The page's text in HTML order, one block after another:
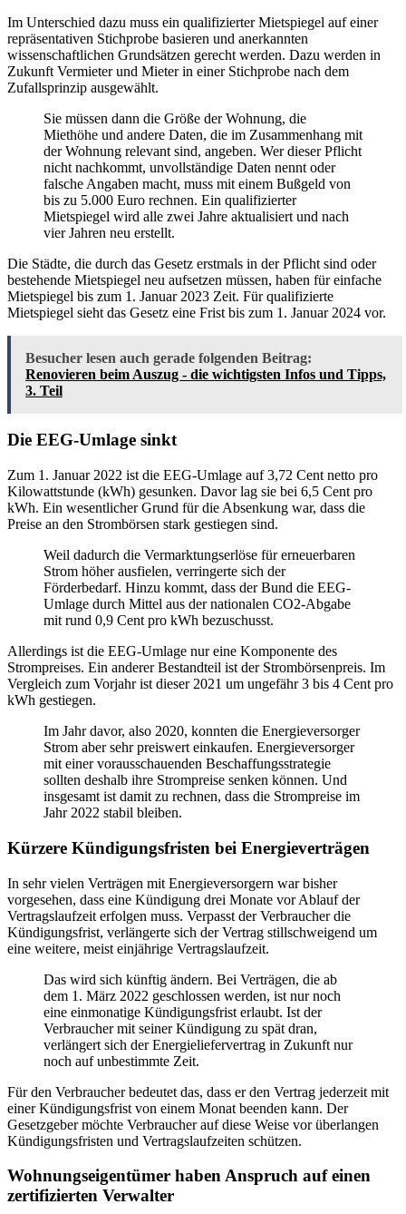
Im Unterschied dazu muss ein qualifizierter Mietspiegel auf einer
repräsentativen Stichprobe basieren und anerkannten
wissenschaftlichen Grundsätzen gerecht werden. Dazu werden in
Zukunft Vermieter und Mieter in einer Stichprobe nach dem
Zufallsprinzip ausgewählt.
Sie müssen dann die Größe der Wohnung, die
Miethöhe und andere Daten, die im Zusammenhang mit
der Wohnung relevant sind, angeben. Wer dieser Pflicht
nicht nachkommt, unvollständige Daten nennt oder
falsche Angaben macht, muss mit einem Bußgeld von
bis zu 5.000 Euro rechnen. Ein qualifizierter
Mietspiegel wird alle zwei Jahre aktualisiert und nach
vier Jahren neu erstellt.
Die Städte, die durch das Gesetz erstmals in der Pflicht sind oder
bestehende Mietspiegel neu aufsetzen müssen, haben für einfache
Mietspiegel bis zum 1. Januar 2023 Zeit. Für qualifizierte
Mietspiegel sieht das Gesetz eine Frist bis zum 1. Januar 2024 vor.
Besucher lesen auch gerade folgenden Beitrag:
Renovieren beim Auszug - die wichtigsten Infos und Tipps,
3. Teil
Die EEG-Umlage sinkt
Zum 1. Januar 2022 ist die EEG-Umlage auf 3,72 Cent netto pro
Kilowattstunde (kWh) gesunken. Davor lag sie bei 6,5 Cent pro
kWh. Ein wesentlicher Grund für die Absenkung war, dass die
Preise an den Strombörsen stark gestiegen sind.
Weil dadurch die Vermarktungserlöse für erneuerbaren
Strom höher ausfielen, verringerte sich der
Förderbedarf. Hinzu kommt, dass der Bund die EEG-
Umlage durch Mittel aus der nationalen CO2-Abgabe
mit rund 0,9 Cent pro kWh bezuschusst.
Allerdings ist die EEG-Umlage nur eine Komponente des
Strompreises. Ein anderer Bestandteil ist der Strombörsenpreis. Im
Vergleich zum Vorjahr ist dieser 2021 um ungefähr 3 bis 4 Cent pro
kWh gestiegen.
Im Jahr davor, also 2020, konnten die Energieversorger
Strom aber sehr preiswert einkaufen. Energieversorger
mit einer vorausschauenden Beschaffungsstrategie
sollten deshalb ihre Strompreise senken können. Und
insgesamt ist damit zu rechnen, dass die Strompreise im
Jahr 2022 stabil bleiben.
Kürzere Kündigungsfristen bei Energieverträgen
In sehr vielen Verträgen mit Energieversorgern war bisher
vorgesehen, dass eine Kündigung drei Monate vor Ablauf der
Vertragslaufzeit erfolgen muss. Verpasst der Verbraucher die
Kündigungsfrist, verlängerte sich der Vertrag stillschweigend um
eine weitere, meist einjährige Vertragslaufzeit.
Das wird sich künftig ändern. Bei Verträgen, die ab
dem 1. März 2022 geschlossen werden, ist nur noch
eine einmonatige Kündigungsfrist erlaubt. Ist der
Verbraucher mit seiner Kündigung zu spät dran,
verlängert sich der Energieliefervertrag in Zukunft nur
noch auf unbestimmte Zeit.
Für den Verbraucher bedeutet das, dass er den Vertrag jederzeit mit
einer Kündigungsfrist von einem Monat beenden kann. Der
Gesetzgeber möchte Verbraucher auf diese Weise vor überlangen
Kündigungsfristen und Vertragslaufzeiten schützen.
Wohnungseigentümer haben Anspruch auf einen
zertifizierten Verwalter